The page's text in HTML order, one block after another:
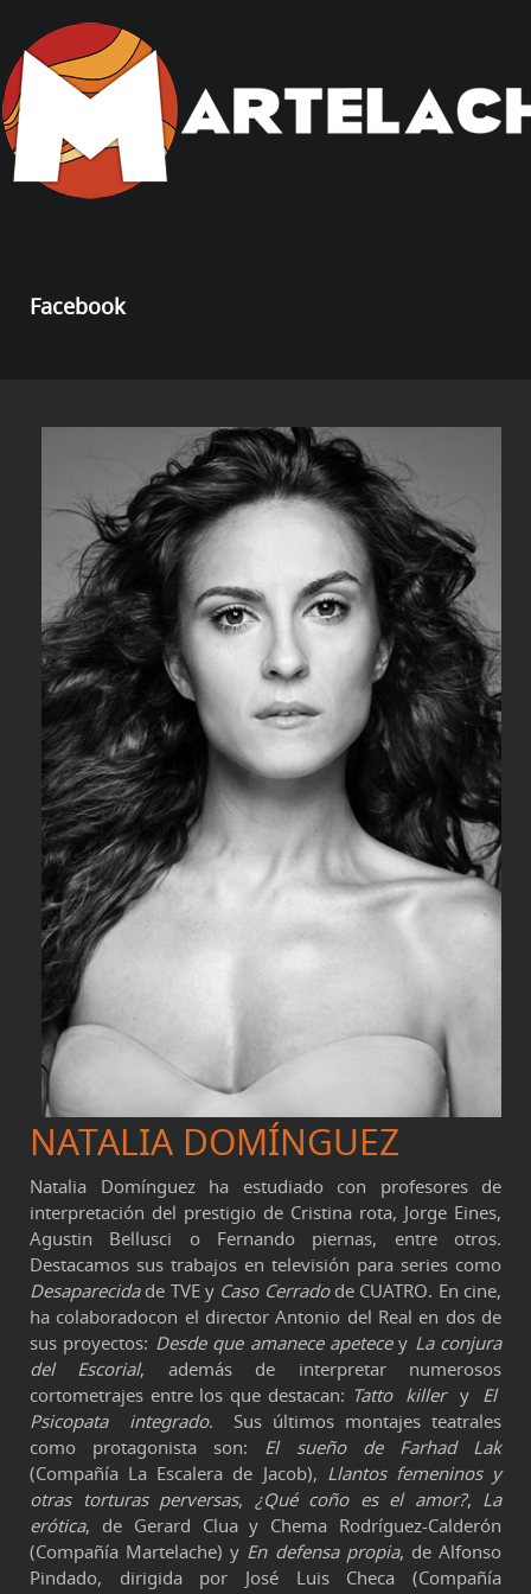
Facebook
NATALIA DOMÍNGUEZ
Natalia Domínguez ha estudiado con profesores de
interpretación del prestigio de Cristina rota, Jorge Eines,
Agustin Bellusci o Fernando piernas, entre otros.
Destacamos sus trabajos en televisión para series como
Desaparecidade TVE y Caso Cerradode CUATRO. En cine,
ha colaboradocon el director Antonio del Real en dos de
sus proyectos: Desde que amanece apetecey La conjura
del Escorial, además de interpretar numerosos
cortometrajes entre los que destacan: Tatto killery El
Psicopata integrado. Sus últimos montajes teatrales
como protagonista son: El sueño de Farhad Lak
(Compañía La Escalera de Jacob), Llantos femeninos y
otras torturas perversas, ¿Qué coño es el amor?, La
erótica, de Gerard Clua y Chema Rodríguez-Calderón
(Compañía Martelache) y En defensa propia, de Alfonso
Pindado, dirigida por José Luis Checa (Compañía